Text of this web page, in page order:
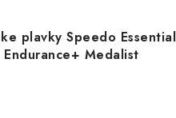
plavky Speedo Essential
Endurance+ Medalist